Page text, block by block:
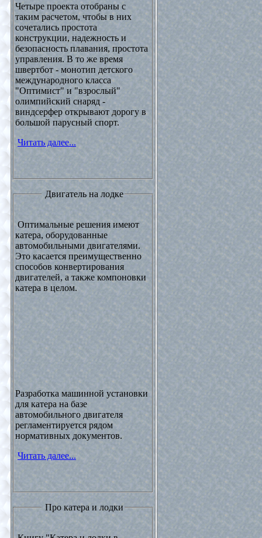
Четыре проекта отобраны с
таким расчетом, чтобы в них
сочетались простота
конструкции, надежность и
безопасность плавания, простота
управления. В то же время
швертбот - монотип детского
международного класса
"Оптимист" и "взрослый"
олимпийский снаряд -
виндсерфер открывают дорогу в
большой парусный спорт.
Читать далее...
Двигатель на лодке
Оптимальные решения имеют
катера, оборудованные
автомобильными двигателями.
Это касается преимущественно
способов конвертирования
двигателей, а также компоновки
катера в целом.
Разработка машинной установки
для катера на базе
автомобильного двигателя
регламентируется рядом
нормативных документов.
Читать далее...
Про катера и лодки